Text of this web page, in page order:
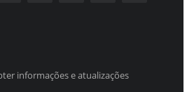
informações e atualizações